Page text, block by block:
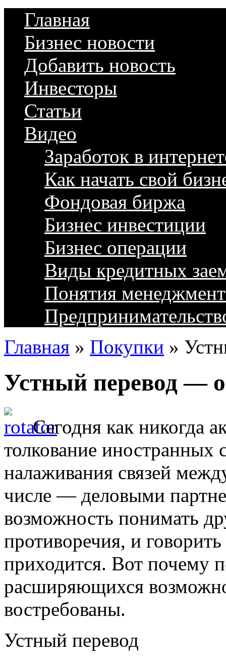
Главная
Бизнес новости
Добавить новость
Инвесторы
Статьи
Видео
Заработок в
Как начать свой
Фондовая биржа
Бизнес инвестиции
Бизнес операции
Виды кредитных
Понятия
Главная » Покупки »
Устный перевод —
Сегодня как никогда
толкование иностранных
налаживания связей
числе — деловыми
возможность понимать
противоречия, и
приходится. Вот почему
расширяющихся
востребованы.
Устный перевод